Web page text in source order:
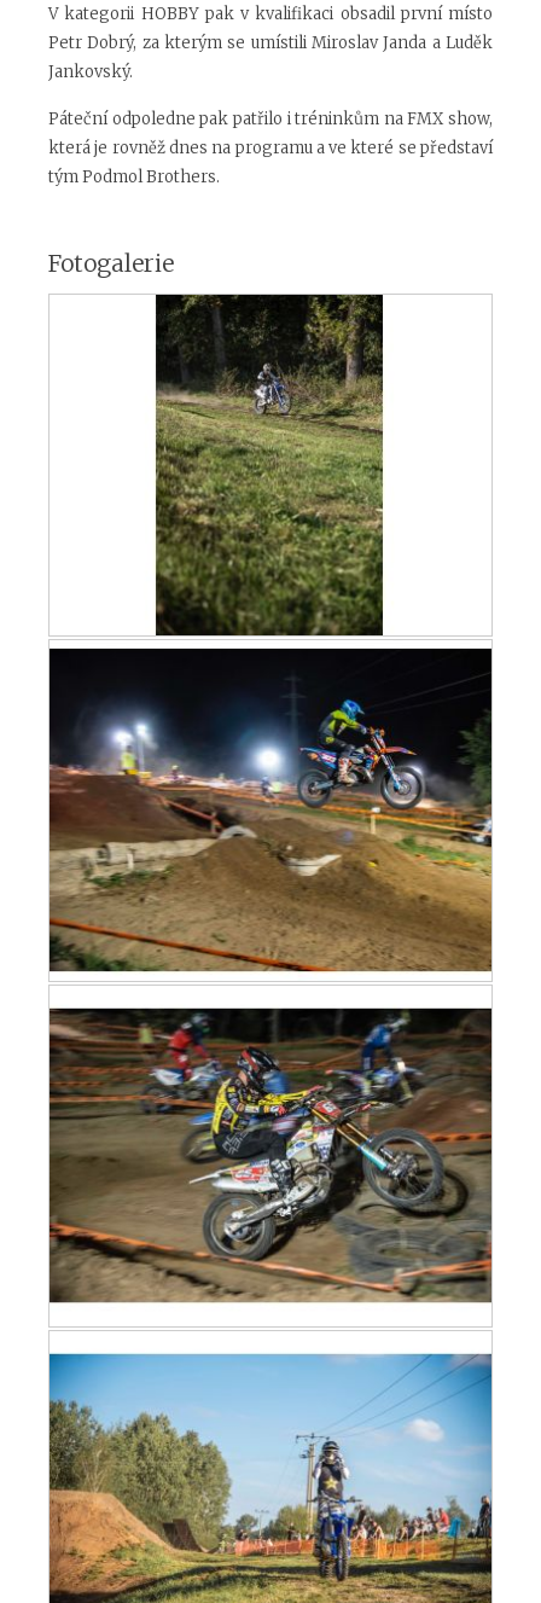
V kategorii HOBBY pak v kvalifikaci obsadil první místo
Petr Dobrý, za kterým se umístili Miroslav Janda a Luděk
Jankovský.
Páteční odpoledne pak patřilo i tréninkům na FMX show,
která je rovněž dnes na programu a ve které se představí
tým Podmol Brothers.
Fotogalerie